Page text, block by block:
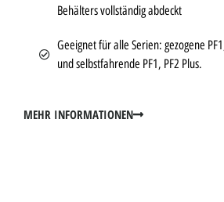
Behälters vollständig abdeckt
Geeignet für alle Serien: gezogene
und selbstfahrende PF1, PF2 Plus.
MEHR INFORMATIONEN